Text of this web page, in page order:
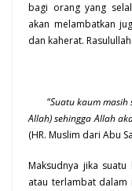
bagi orang yang
akan melambatkan
dan kaherat.
“Suatu kaum
Allah) sehingga Allah
(HR. Muslim dari Abu
Maksudnya jika
atau terlambat dalam